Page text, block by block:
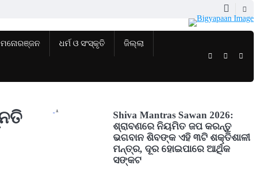
ମନୋରଞ୍ଜନ ଧର୍ମ ଓ ସଂସ୍କୃତି ଜିଲ୍ଲା
TwitterFacebook
1
Shiva Mantras Sawan 2026:
ଶ୍ରାବଣରେ ନିୟମିତ ଜପ କରନ୍ତୁ
ଭଗବାନ ଶିବଙ୍କ ଏହି ୩ଟି ଶକ୍ତିଶାଳୀ
ମନ୍ତ୍ର, ଦୂର ହୋଇପାରେ ଆର୍ଥିକ
ସଙ୍କଟ